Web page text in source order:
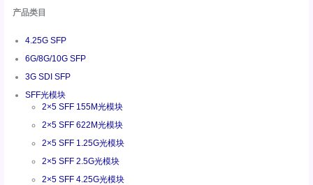
产品类目
4.25G SFP
6G/8G/10G SFP
3G SDI SFP
SFF光模块
2×5 SFF 155M光模块
2×5 SFF 622M光模块
2×5 SFF 1.25G光模块
2×5 SFF 2.5G光模块
2×5 SFF 4.25G光模块